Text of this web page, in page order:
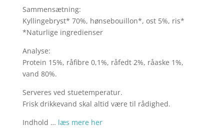
var:
kr. 12,95.
er:
kr. 9,95.
Sammensætning:
Kyllingebryst* 70%, hønsebouillon*, ost 5%, ris*
*Naturlige ingredienser
Analyse:
Protein 15%, råfibre 0,1%, råfedt 2%, råaske 1%,
vand 80%.
Serveres ved stuetemperatur.
Frisk drikkevand skal altid være til rådighed.
Indhold … læs mere her